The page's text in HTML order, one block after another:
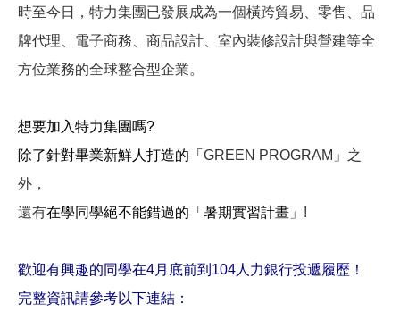
時至今日，特力集團已發展成為一個橫跨貿易、零售、品
牌代理、電子商務、商品設計、室內裝修設計與營建等全
方位業務的全球整合型企業。
想要加入特力集團嗎?
除了針對畢業新鮮人打造的「 GREEN PROGRAM」之
外，
還有在學同學絕不能錯過的「暑期實習計畫 」!
歡迎有興趣的同學在4月底前到104人力銀行投遞履歷！
完整資訊請參考以下連結：